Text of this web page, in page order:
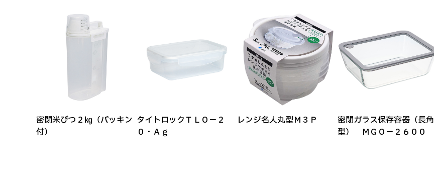
密閉米びつ２㎏（パッキン
付）
タイトロックＴＬＯ－２
０・Ａｇ
レンジ名人丸型Ｍ３Ｐ
密閉ガラス保存容器（長角
型） ＭＧＯ－２６００